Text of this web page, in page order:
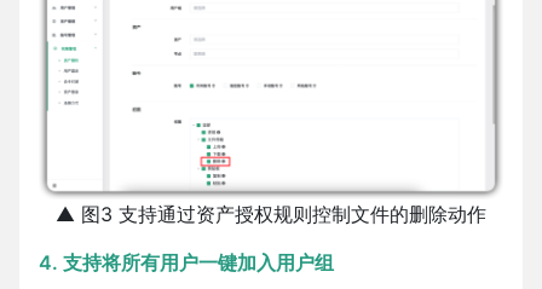
▲ 图3 支持通过资产授权规则控制文件的删除动作
4. 支持将所有用户一键加入用户组